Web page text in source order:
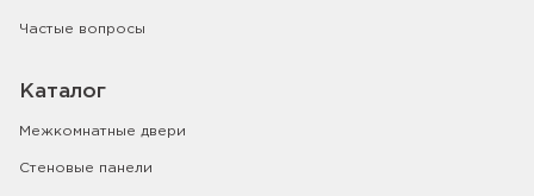
Частые вопросы
Каталог
Межкомнатные двери
Стеновые панели